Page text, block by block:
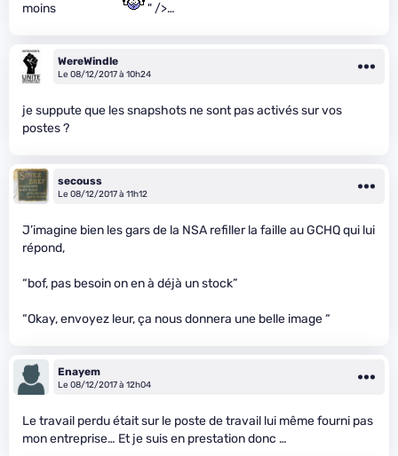
moins
" />…
WereWindle
Le 08/12/2017 à 10h24
je suppute que les snapshots ne sont pas activés sur vos
postes ?
secouss
Le 08/12/2017 à 11h12
J’imagine bien les gars de la NSA refiller la faille au GCHQ qui lui
répond,
“bof, pas besoin on en à déjà un stock”
“Okay, envoyez leur, ça nous donnera une belle image “
Enayem
Le 08/12/2017 à 12h04
Le travail perdu était sur le poste de travail lui même fourni pas
mon entreprise… Et je suis en prestation donc …